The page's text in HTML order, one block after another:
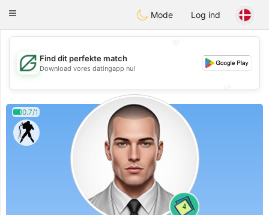
GulfDating
Toggle
Mode Log ind
💖
💕
Find dit perfekte match
Download vores datingapp nu!
0.7/1
4